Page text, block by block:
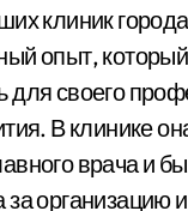
клиник
опыт,
для своего
В клинике
врача и
за организацию